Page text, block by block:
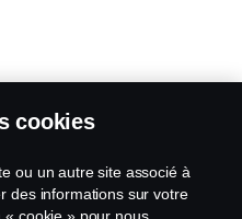
cookies
ou un autre site associé à
des informations sur votre